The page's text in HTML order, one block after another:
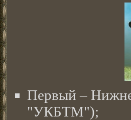
Первый –
"УКБТМ");